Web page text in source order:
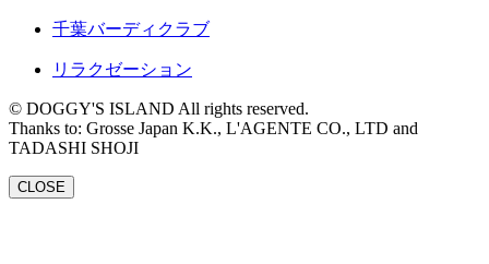
千葉バーディクラブ
リラクゼーション
© DOGGY'S ISLAND All rights reserved.
Thanks to: Grosse Japan K.K., L'AGENTE CO., LTD and
TADASHI SHOJI
CLOSE